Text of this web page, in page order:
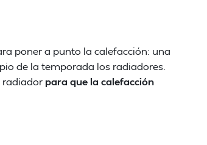
poner a punto la calefacción: una
de la temporada los radiadores.
radiador para que la calefacción